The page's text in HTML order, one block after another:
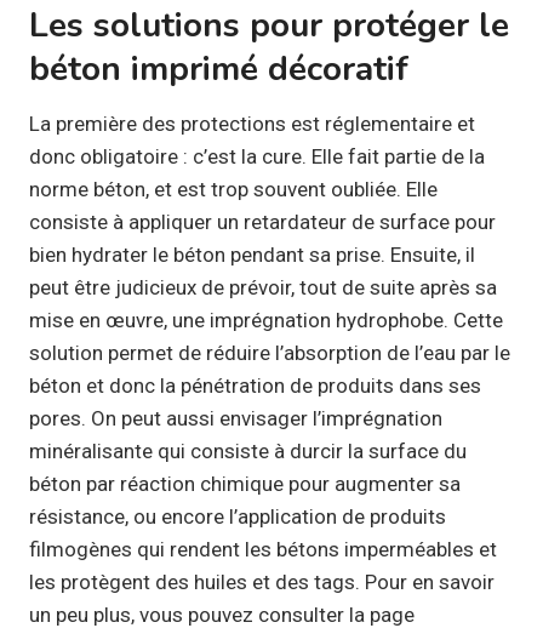
Les solutions pour protéger le
béton imprimé décoratif
La première des protections est réglementaire et
donc obligatoire : c’est la cure. Elle fait partie de la
norme béton, et est trop souvent oubliée. Elle
consiste à appliquer un retardateur de surface pour
bien hydrater le béton pendant sa prise. Ensuite, il
peut être judicieux de prévoir, tout de suite après sa
mise en œuvre, une imprégnation hydrophobe. Cette
solution permet de réduire l’absorption de l’eau par le
béton et donc la pénétration de produits dans ses
pores. On peut aussi envisager l’imprégnation
minéralisante qui consiste à durcir la surface du
béton par réaction chimique pour augmenter sa
résistance, ou encore l’application de produits
filmogènes qui rendent les bétons imperméables et
les protègent des huiles et des tags. Pour en savoir
un peu plus, vous pouvez consulter la page